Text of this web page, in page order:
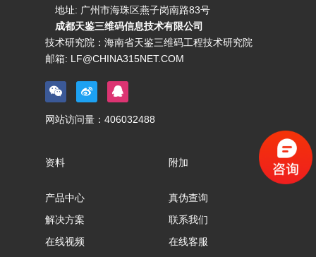
地址: 广州市海珠区燕子岗南路83号
成都天鉴三维码信息技术有限公司
技术研究院：海南省天鉴三维码工程技术研究院
邮箱: LF@CHINA315NET.COM
网站访问量： 406032488
资料
产品中心
解决方案
在线视频
附加
真伪查询
联系我们
在线客服